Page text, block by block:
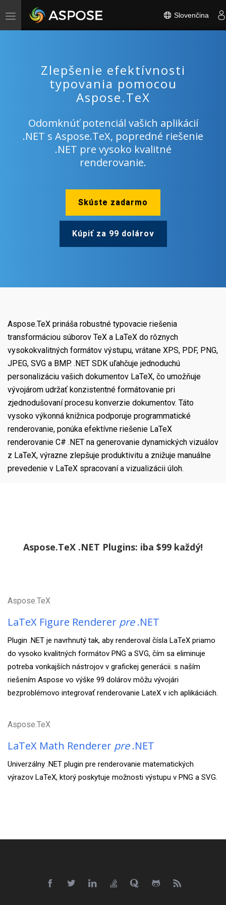
Toggle
navigation
Slovenčina
Zlepšenie efektívnosti
typovania pomocou
Aspose.TeX
Odomknúť potenciál vašich aplikácií
.NET s Aspose.TeX, popredné riešenie
.NET pre vysoko kvalitné
renderovanie.
Skúste zadarmo
Kúpiť za 99 dolárov
Aspose.TeX prináša robustné typovacie riešenia
transformáciou súborov TeX a LaTeX do rôznych
vysokokvalitných formátov výstupu, vrátane XPS, PDF, PNG,
JPEG, SVG a BMP. .NET SDK uľahčuje jednoduchú
personalizáciu vašich dokumentov LaTeX, čo umožňuje
vývojárom udržať konzistentné formátovanie pri
zjednodušovaní procesu konverzie dokumentov. Táto
vysoko výkonná knižnica podporuje programmatické
renderovanie, ponúka efektívne riešenie LaTeX
renderovanie C# .NET na generovanie dynamických vizuálov
z LaTeX, výrazne zlepšuje produktivitu a znižuje manuálne
prevedenie v LaTeX spracovaní a vizualizácii úloh.
Aspose.TeX .NET Plugins: iba $99 každý!
Aspose.TeX
LaTeX Figure Renderer pre.NET
Plugin .NET je navrhnutý tak, aby renderoval čísla LaTeX priamo
do vysoko kvalitných formátov PNG a SVG, čím sa eliminuje
potreba vonkajších nástrojov v grafickej generácii. s naším
riešením Aspose vo výške 99 dolárov môžu vývojári
bezproblémovo integrovať renderovanie LateX v ich aplikáciách.
Aspose.TeX
LaTeX Math Renderer pre.NET
Univerzálny .NET plugin pre renderovanie matematických
výrazov LaTeX, ktorý poskytuje možnosti výstupu v PNG a SVG.